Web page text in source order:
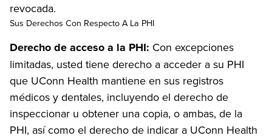
revocada.
Sus Derechos Con Respecto A La PHI
Derecho de acceso a la PHI: Con excepciones
limitadas, usted tiene derecho a acceder a su PHI
que UConn Health mantiene en sus registros
médicos y dentales, incluyendo el derecho de
inspeccionar u obtener una copia, o ambas, de la
PHI, así como el derecho de indicar a UConn Health